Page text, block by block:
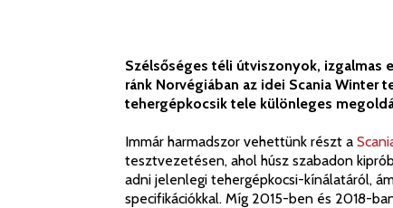
Szélsőséges téli útviszonyok, izgalmas
ránk Norvégiában az idei Scania Winter
tehergépkocsik tele különleges
Immár harmadszor vehettünk részt a
tesztvezetésen, ahol húsz szabadon
adni jelenlegi tehergépkocsi-kínálatáról,
specifikációkkal. Míg 2015-ben és 2018-